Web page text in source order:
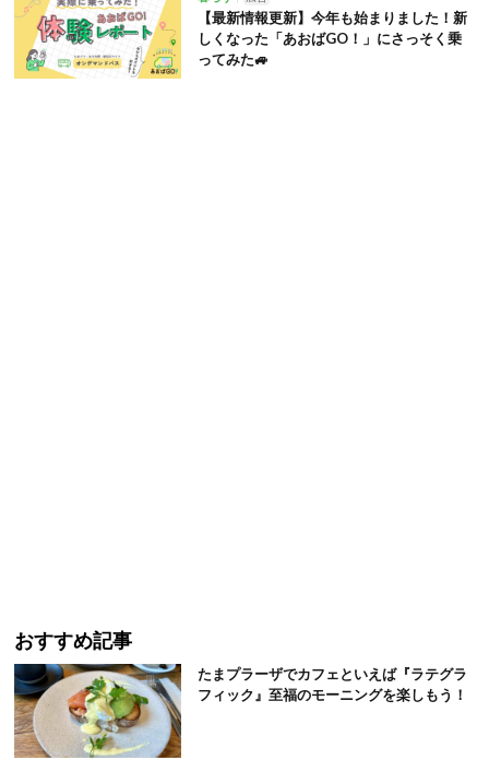
【最新情報更新】今年も始まりました！新
しくなった「あおばGO！」にさっそく乗
ってみた🚙
おすすめ記事
たまプラーザでカフェといえば『ラテグラ
フィック』至福のモーニングを楽しもう！